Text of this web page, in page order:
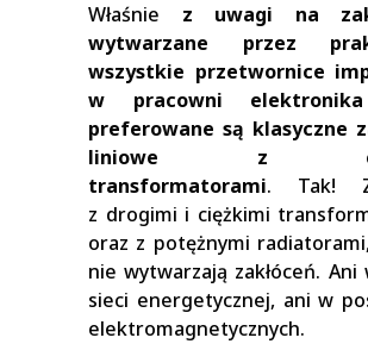
Właśnie z uwagi na
wytwarzane przez
wszystkie przetwornice
w pracowni
preferowane są klasyczne
liniowe z
transformatorami. Tak!
z drogimi i ciężkimi
oraz z potężnymi
nie wytwarzają zakłóceń. Ani
sieci energetycznej, ani w
elektromagnetycznych.